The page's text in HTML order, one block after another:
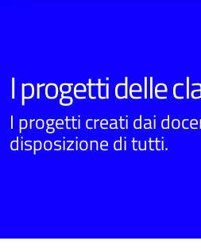
I progetti delle
I progetti creati dai
disposizione di tutti.